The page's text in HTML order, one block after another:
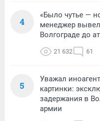
4
«Было чутье —
менеджер
Волгограде до
21 632 61
5
Уважал
картинки:
задержания в
армии